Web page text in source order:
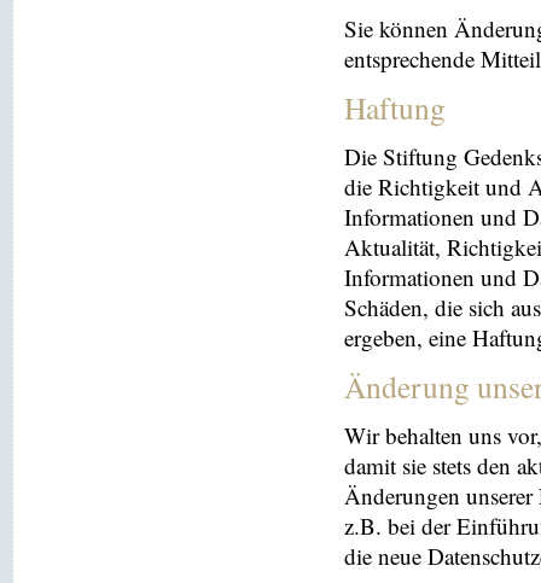
Sie können
entsprechende
Haftung
Die Stiftung
die Richtigkeit und
Informationen und
Aktualität,
Informationen und
Schäden, die sich
ergeben, eine
Änderung
Wir behalten uns
damit sie stets den
Änderungen
z.B. bei der
die neue